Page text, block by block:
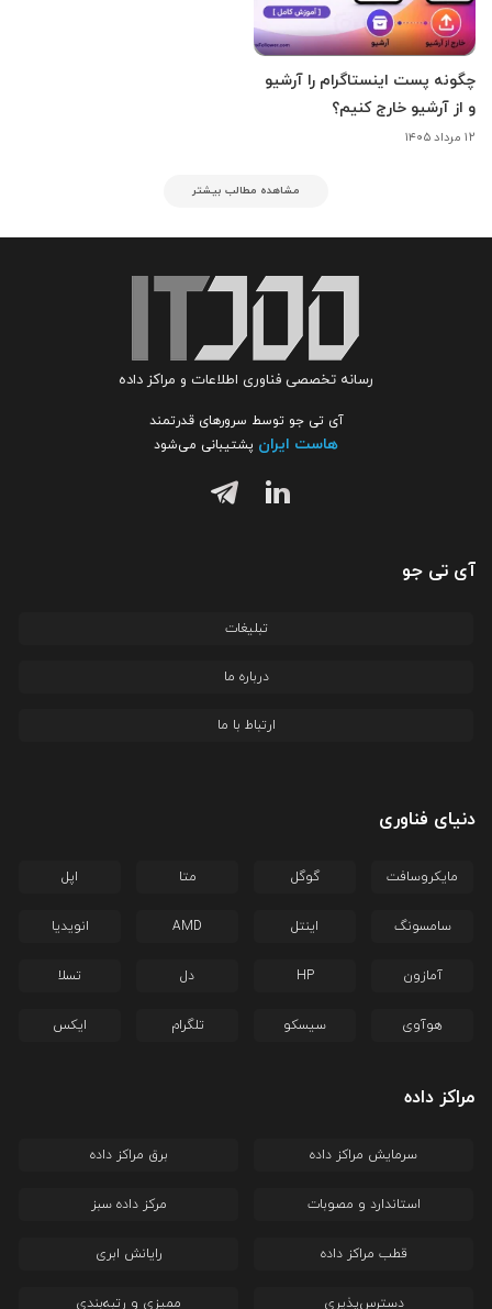
چگونه پست اینستاگرام را آرشیو
و از آرشیو خارج کنیم؟
۱۲ مرداد ۱۴۰۵
مشاهده مطالب بیشتر
رسانه تخصصی فناوری اطلاعات و مراکز داده
آی تی جو توسط سرورهای قدرتمند
هاست ایران پشتیبانی می‌شود
آی تی جو
تبلیغات
درباره ما
ارتباط با ما
دنیای فناوری
مایکروسافت گوگل متا اپل
سامسونگ اینتل AMD انویدیا
آمازون HP دل تسلا
هوآوی سیسکو تلگرام ایکس
مراکز داده
سرمایش مراکز داده برق مراکز داده
استاندارد و مصوبات مرکز داده سبز
قطب مراکز داده رایانش ابری
دسترس‌پذیری ممیزی و رتبه‌بندی